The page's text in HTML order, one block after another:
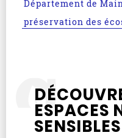
Département de
préservation des
ESPACES